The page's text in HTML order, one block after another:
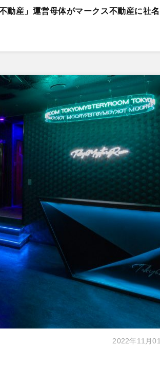
不動産」運営母体がマークス不動産に社
2022年11月